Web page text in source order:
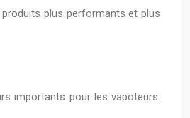
produits plus performants et plus
importants pour les vapoteurs.